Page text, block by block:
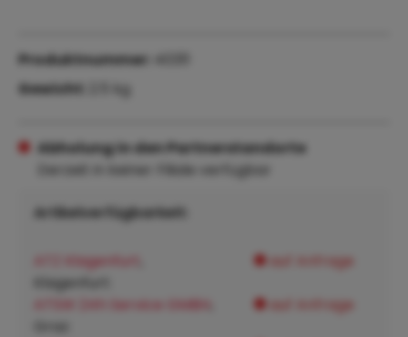
Abholung in den Partnerstandorte
Derzeit in keiner Filiale verfügbar
Artikelverfügbarkeit:
ATZ Klagenfurt
Klagenfurt:
auf Anfrage
ATSW 24h Service GMBH auf Anfrage
Produktnummer:
Gewicht:
2.5 kg